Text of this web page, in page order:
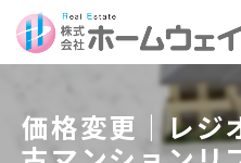
価格変更｜レジ